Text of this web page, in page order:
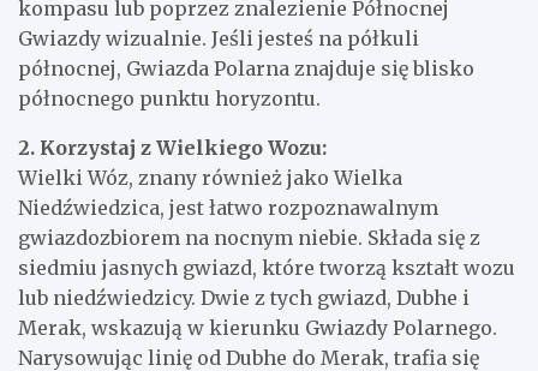
kompasu lub poprzez znalezienie Północnej
Gwiazdy wizualnie. Jeśli jesteś na półkuli
północnej, Gwiazda Polarna znajduje się blisko
północnego punktu horyzontu.
2. Korzystaj z Wielkiego Wozu:
Wielki Wóz, znany również jako Wielka
Niedźwiedzica, jest łatwo rozpoznawalnym
gwiazdozbiorem na nocnym niebie. Składa się z
siedmiu jasnych gwiazd, które tworzą kształt wozu
lub niedźwiedzicy. Dwie z tych gwiazd, Dubhe i
Merak, wskazują w kierunku Gwiazdy Polarnego.
Narysowując linię od Dubhe do Merak, trafia się